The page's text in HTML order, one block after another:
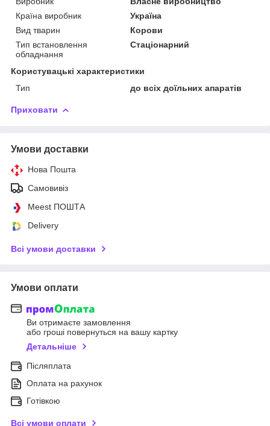
Країна виробник
Україна
Вид тварин
Корови
Тип встановлення
обладнання
Стаціонарний
Користувацькi характеристики
Тип
до всіх доїльних апаратів
Приховати
Умови доставки
Нова Пошта
Самовивіз
Meest ПОШТА
Delivery
Всі умови доставки
Умови оплати
Ви отримаєте замовлення
або гроші повернуться на вашу картку
Детальніше
Післяплата
Оплата на рахунок
Готівкою
Всі умови оплати